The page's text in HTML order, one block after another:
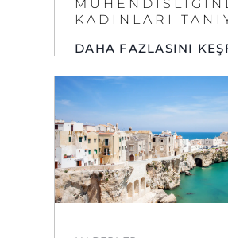
HABERLER
PUGLIA, İTALYA ;